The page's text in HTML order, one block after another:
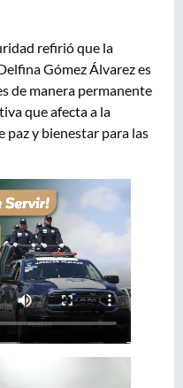
refirió que la
Gómez Álvarez es
de manera permanente
que afecta a la
paz y bienestar para las